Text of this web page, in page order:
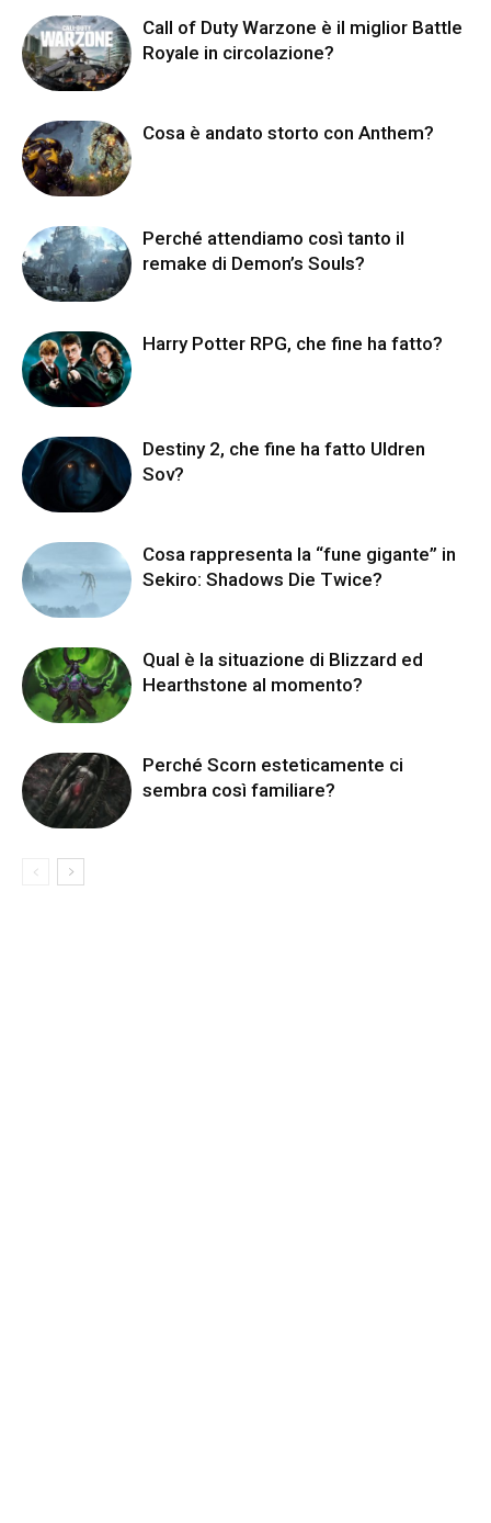
Call of Duty Warzone è il miglior Battle
Royale in circolazione?
Cosa è andato storto con Anthem?
Perché attendiamo così tanto il
remake di Demon’s Souls?
Harry Potter RPG, che fine ha fatto?
Destiny 2, che fine ha fatto Uldren
Sov?
Cosa rappresenta la “fune gigante” in
Sekiro: Shadows Die Twice?
Qual è la situazione di Blizzard ed
Hearthstone al momento?
Perché Scorn esteticamente ci
sembra così familiare?